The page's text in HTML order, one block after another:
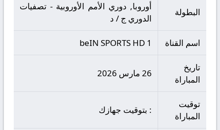
البطولة
أوروبا, دوري الأمم الأوروبية - تصفيات
الدوري ج / د
اسم القناة beIN SPORTS HD 1
تاريخ
المباراة
26 مارس 2026
توقيت
المباراة
: بتوقيت جهازك